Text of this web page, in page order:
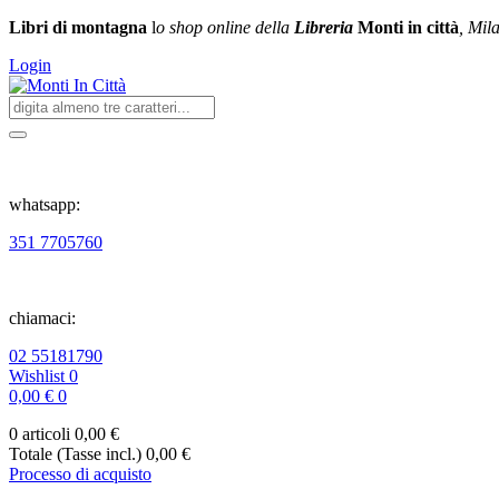
Libri di montagna lo shop online della Libreria Monti in città ,
Login
whatsapp:
351 7705760
chiamaci:
02 55181790
Wishlist 0
0,00 € 0
0 articoli 0,00 €
Totale (Tasse incl.) 0,00 €
Processo di acquisto